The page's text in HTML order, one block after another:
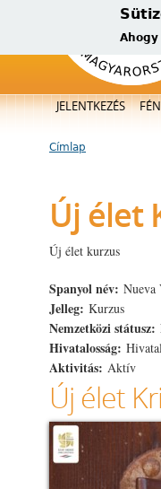
Főmenü
JELENTKEZÉS
Jelenlegi hely
Címlap
Új élet
Új élet kurzus
Spanyol név: Nueva
Jelleg: Kurzus
Nemzetközi státusz:
Hivatalosság:
Aktivitás: Aktív
Új élet